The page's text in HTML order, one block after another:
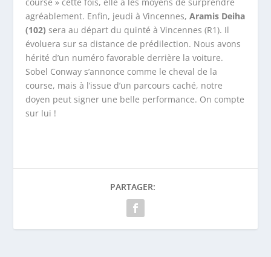
course » cette fois, elle a les moyens de surprendre
agréablement. Enfin, jeudi à Vincennes,Aramis Deiha
(102) sera au départ du quinté à Vincennes (R1). Il
évoluera sur sa distance de prédilection. Nous avons
hérité d’un numéro favorable derrière la voiture.
Sobel Conway s’annonce comme le cheval de la
course, mais à l’issue d’un parcours caché, notre
doyen peut signer une belle performance. On compte
sur lui !
PARTAGER: